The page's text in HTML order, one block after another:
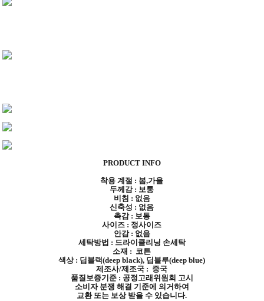
PRODUCT INFO
착용 계절 : 봄,가을
두께감 : 보통
비침 : 없음
신축성 : 없음
촉감 : 보통
사이즈 : 정사이즈
안감 : 없음
세탁방법 : 드라이클리닝 손세탁
소재 : 코튼
색상 : 딥블랙(deep black), 딥블루(deep blue)
제조사/제조국 : 중국
품질보증기준 : 공정고래위원회 고시
소비자 분쟁 해결 기준에 의거하여
교환 또는 보상 받을 수 있습니다.